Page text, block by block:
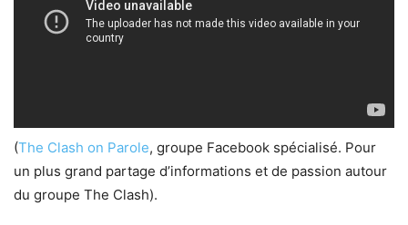
(The Clash on Parole, groupe Facebook spécialisé. Pour
un plus grand partage d’informations et de passion autour
du groupe The Clash).